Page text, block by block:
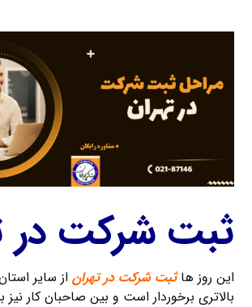
ثبت شرکت در
این روز هاثبت شرکت در تهران از سایر
بالاتری برخوردار است و بین صاحبان کار نیز